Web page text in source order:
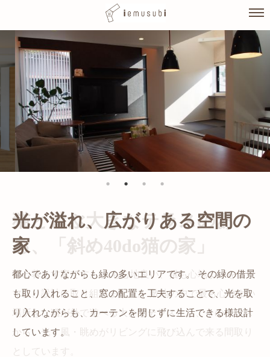
Skip
content
猫と暮らす家です。 人も心地良い、猫も心地よいをテー
マに、設計に取り組みました。 敷地の中で最も心地よい
場所を、猫が外で遊べる大きなテラスとし、そのテラス
から、光・風・眺めがリビングに飛び込んで来る間取り
としています。
光が溢れ、広がりある空間の
家
都心でありながらも緑の多いエリアです。 その緑の借景
も取り入れること、窓の配置を工夫することで、光を取
り入れながらも、カーテンを閉じずに生活できる様設計
しています。
自然の中の岩山を切り開いて造った、ワイルドなゲスト
ハウスをイメージした空間が広がる都市型住宅です。
かつての機織り工場が、その趣を残しつつ孫世帯の住居
へと蘇りました。